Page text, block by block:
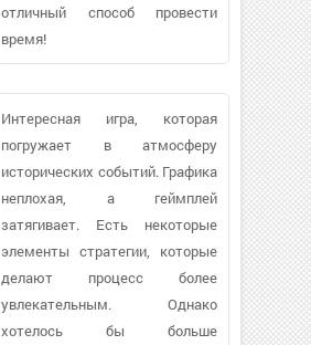
отличный способ провести
время!
Интересная игра, которая
погружает в атмосферу
исторических событий. Графика
неплохая, а геймплей
затягивает. Есть некоторые
элементы стратегии, которые
делают процесс более
увлекательным. Однако
хотелось бы больше